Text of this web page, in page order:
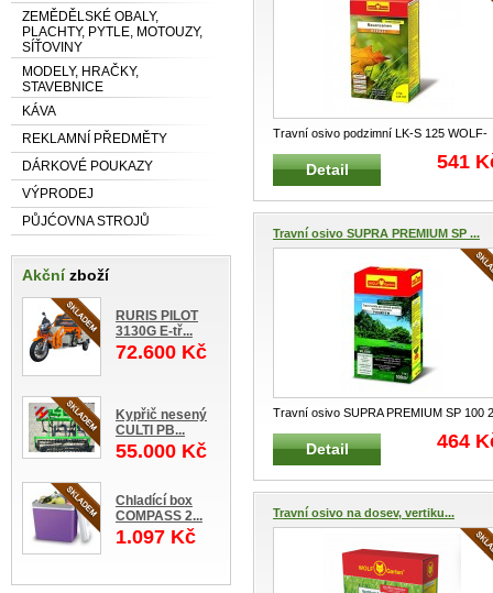
ZEMĚDĚLSKÉ OBALY,
PLACHTY, PYTLE, MOTOUZY,
SÍŤOVINY
MODELY, HRAČKY,
STAVEBNICE
KÁVA
REKLAMNÍ PŘEDMĚTY
DÁRKOVÉ POUKAZY
VÝPRODEJ
PŮJĆOVNA STROJŮ
Akčnízboží
RURIS PILOT
3130G E-tř...
72.600 Kč
Kypřič nesený
CULTI PB...
55.000 Kč
Chladící box
COMPASS 2...
1.097 Kč
Travní osivo podzimní LK-S 125 WOLF-
GARTEN 2 kg na 125 m² Spe ...
Detail 541
Travní osivo SUPRA PREMIUM SP ...
Travní osivo SUPRA PREMIUM SP 100 2
kg na 100 m² Tradiční a vel
Detail 464
Travní osivo na dosev, vertiku...